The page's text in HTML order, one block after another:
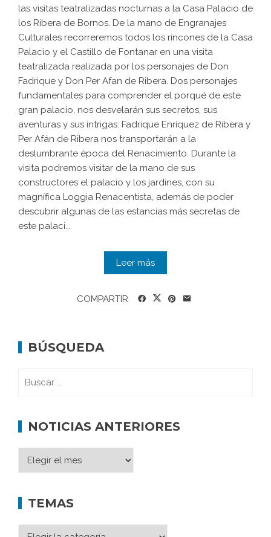
las visitas teatralizadas nocturnas a la Casa Palacio de
los Ribera de Bornos. De la mano de Engranajes
Culturales recorreremos todos los rincones de la Casa
Palacio y el Castillo de Fontanar en una visita
teatralizada realizada por los personajes de Don
Fadrique y Don Per Afan de Ribera. Dos personajes
fundamentales para comprender el porqué de este
gran palacio, nos desvelarán sus secretos, sus
aventuras y sus intrigas. Fadrique Enríquez de Ribera y
Per Afán de Ribera nos transportarán a la
deslumbrante época del Renacimiento. Durante la
visita podremos visitar de la mano de sus
constructores el palacio y los jardines, con su
magnífica Loggia Renacentista, además de poder
descubrir algunas de las estancias más secretas de
este palaci...
Leer más
COMPARTIR
BÚSQUEDA
NOTICIAS ANTERIORES
TEMAS